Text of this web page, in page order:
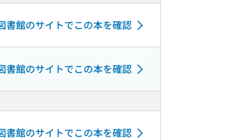
書館のサイトでこの本を確認
書館のサイトでこの本を確認
書館のサイトでこの本を確認